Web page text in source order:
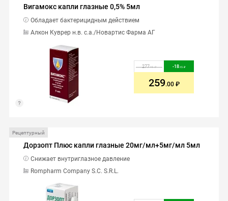
Вигамокс капли глазные 0,5% 5мл
Алкон Куврер н.в. с.а./Новартис Фарма АГ
Обладает бактерицидным действием
277.15 -18.15
259.00
Рецептурный
Дорзопт Плюс капли глазные 20мг/мл+5мг/мл 5мл
Rompharm Company S.C. S.R.L.
Снижает внутриглазное давление